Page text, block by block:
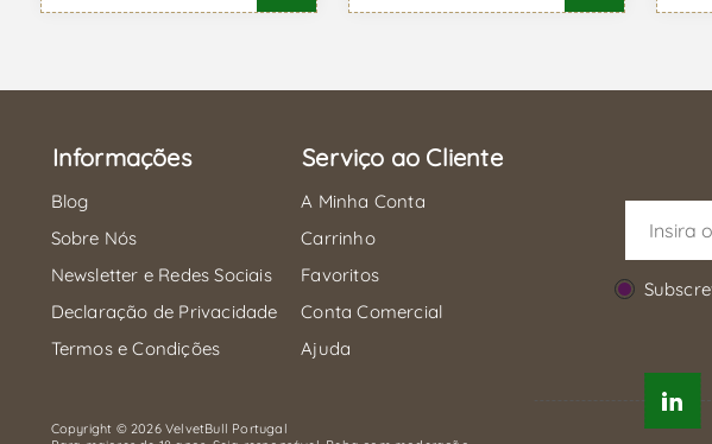
Informações
Blog
Sobre Nós
Newsletter e Redes Sociais
Declaração de Privacidade
Termos e Condições
Serviço ao Cliente
A Minha Conta
Carrinho
Favoritos
Conta Comercial
Ajuda
Copyright © 2026 VelvetBull Portugal